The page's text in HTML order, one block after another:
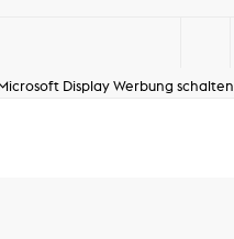
Display Werbung schalten